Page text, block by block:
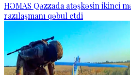
HƏMAS Qəzzada atəşkəsin ikinci
razılaşmanı qəbul etdi